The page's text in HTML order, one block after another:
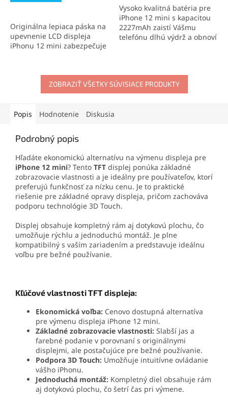
Originálna lepiaca páska na
upevnenie LCD displeja
iPhonu 12 mini zabezpečuje
Ideálna na profesionálne
opravy aj domácu výmenu
hviezdičiek.
Vysoko kvalitná batéria pre
iPhone 12 mini s kapacitou
2227mAh zaistí Vášmu
telefónu dlhú výdrž a obnoví
maximálnej kapacity.
ZOBRAZIŤ VŠETKY SÚVISIACE PRODUKTY
Popis Hodnotenie Diskusia
Podrobný popis
Hľadáte ekonomickú alternatívu na výmenu displeja pre
iPhone 12 mini? Tento TFT displej ponúka základné
zobrazovacie vlastnosti a je ideálny pre používateľov, ktorí
preferujú funkčnosť za nízku cenu. Je to praktické
riešenie pre základné opravy displeja, pričom zachováva
podporu technológie 3D Touch.
Displej obsahuje kompletný rám aj dotykovú plochu, čo
umožňuje rýchlu a jednoduchú montáž. Je plne
kompatibilný s vaším zariadením a predstavuje ideálnu
voľbu pre bežné používanie.
Kľúčové vlastnosti TFT displeja:
Ekonomická voľba: Cenovo dostupná alternatíva
pre výmenu displeja iPhone 12 mini.
Základné zobrazovacie vlastnosti: Slabší jas a
farebné podanie v porovnaní s originálnymi
displejmi, ale postačujúce pre bežné používanie.
Podpora 3D Touch: Umožňuje intuitívne ovládanie
vášho iPhonu.
Jednoduchá montáž: Kompletný diel obsahuje rám
aj dotykovú plochu, čo šetrí čas pri výmene.